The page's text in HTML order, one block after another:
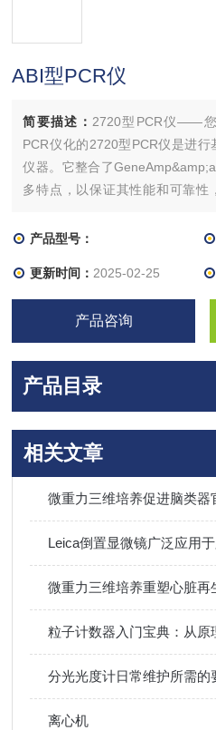
ABI型PCR仪
简要描述： 2720型PCR仪——您
PCR仪化的2720型PCR仪是进
仪器。它整合了
多特点，以保证其性能和可靠性
形界面性能可靠，性价比高
产品型号：
更新时间： 2025-02-25
产品咨询
产品目录
相关文章
微重⼒三维培养促进脑类器
微重力三维培养重塑心脏
粒子计数器入门宝典：从
分光光度计日常维护所需的
离心机